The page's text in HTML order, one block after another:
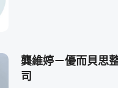
龔維婷－優而貝思
司